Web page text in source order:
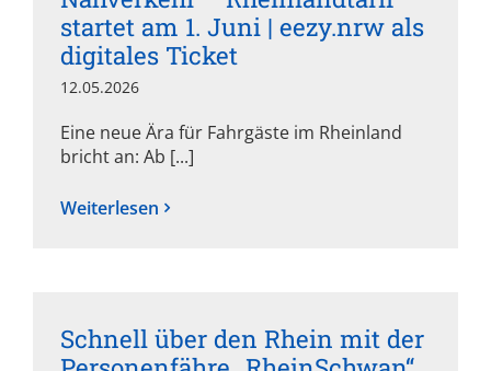
startet am 1. Juni | eezy.nrw als
digitales Ticket
12.05.2026
Eine neue Ära für Fahrgäste im Rheinland
bricht an: Ab [...]
Weiterlesen
Schnell über den Rhein mit der